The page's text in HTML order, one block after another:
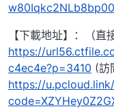
【下載地址】：（直
https://
c4ec4e?p=3410 (訪
https://